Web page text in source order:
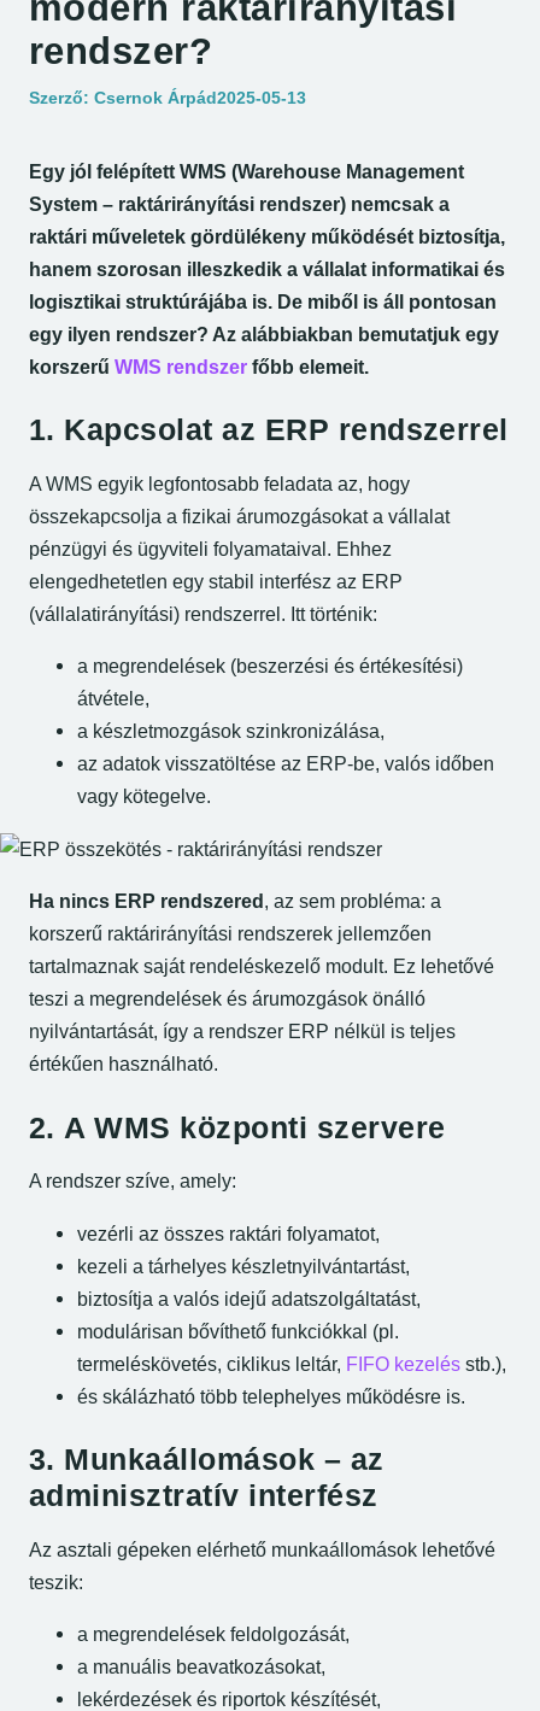
rendszer?
Szerző: Csernok ÁrpádMegjelent:
2025-05-13
Egy jól felépített WMS (Warehouse Management
System – raktárirányítási rendszer) nemcsak a
raktári műveletek gördülékeny működését biztosítja,
hanem szorosan illeszkedik a vállalat informatikai és
logisztikai struktúrájába is. De miből is áll pontosan
egy ilyen rendszer? Az alábbiakban bemutatjuk egy
korszerű WMS rendszer főbb elemeit.
1. Kapcsolat az ERP rendszerrel
A WMS egyik legfontosabb feladata az, hogy
összekapcsolja a fizikai árumozgásokat a vállalat
pénzügyi és ügyviteli folyamataival. Ehhez
elengedhetetlen egy stabil interfész az ERP
(vállalatirányítási) rendszerrel. Itt történik:
a megrendelések (beszerzési és értékesítési)
átvétele,
a készletmozgások szinkronizálása,
az adatok visszatöltése az ERP-be, valós időben
vagy kötegelve.
Ha nincs ERP rendszered , az sem probléma: a
korszerű raktárirányítási rendszerek jellemzően
tartalmaznak saját rendeléskezelő modult. Ez lehetővé
teszi a megrendelések és árumozgások önálló
nyilvántartását, így a rendszer ERP nélkül is teljes
értékűen használható.
2. A WMS központi szervere
A rendszer szíve, amely:
vezérli az összes raktári folyamatot,
kezeli a tárhelyes készletnyilvántartást,
biztosítja a valós idejű adatszolgáltatást,
modulárisan bővíthető funkciókkal (pl.
termeléskövetés, ciklikus leltár, FIFO kezelés stb.),
és skálázható több telephelyes működésre is.
3. Munkaállomások – az
adminisztratív interfész
Az asztali gépeken elérhető munkaállomások lehetővé
teszik:
a megrendelések feldolgozását,
a manuális beavatkozásokat,
lekérdezések és riportok készítését,